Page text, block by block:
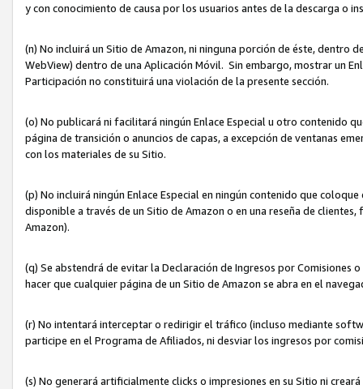
y con conocimiento de causa por los usuarios antes de la descarga
(n) No incluirá un Sitio de Amazon, ni ninguna porción de éste,
WebView) dentro de una Aplicación Móvil. Sin embargo, mostrar un
Participación no constituirá una violación de la presente sección.
(o) No publicará ni facilitará ningún Enlace Especial u otro contenido
página de transición o anuncios de capas, a excepción de ventanas
con los materiales de su Sitio.
(p) No incluirá ningún Enlace Especial en ningún contenido que
disponible a través de un Sitio de Amazon o en una reseña de
Amazon).
(q) Se abstendrá de evitar la Declaración de Ingresos por
hacer que cualquier página de un Sitio de Amazon se abra en el
(r) No intentará interceptar o redirigir el tráfico (incluso mediante
participe en el Programa de Afiliados, ni desviar los ingresos por
(s) No generará artificialmente clicks o impresiones en su Sitio ni